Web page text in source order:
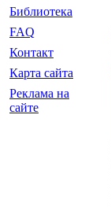
Библиотека
FAQ
Контакт
Карта сайта
Реклама на
сайте